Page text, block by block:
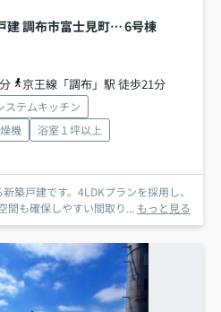
京王線 西調布駅 17分 新築戸建 調布市富士見町3丁目6号棟
京王線「調布」駅 徒歩21分
ステムキッチン
機
浴室１坪以上
築戸建です。4LDKプランを採用し、
間も確保しやすい間取り... もっと見る